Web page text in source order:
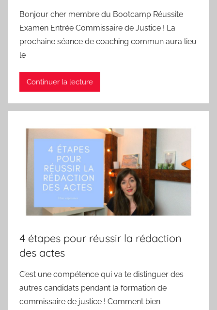
Bonjour cher membre du Bootcamp Réussite
Examen Entrée Commissaire de Justice ! La
prochaine séance de coaching commun aura lieu
le
Continuer la lecture
4 étapes pour réussir la rédaction
des actes
C’est une compétence qui va te distinguer des
autres candidats pendant la formation de
commissaire de justice ! Comment bien